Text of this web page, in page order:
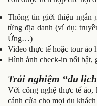
Thông tin giới thiệu ngắn
từng địa danh (ví dụ:
Ứng…)
Video thực tế hoặc tour ảo
Hình ảnh check-in nổi bật,
Trải nghiệm “du
Với công nghệ thực tế ảo,
cánh cửa cho mọi du